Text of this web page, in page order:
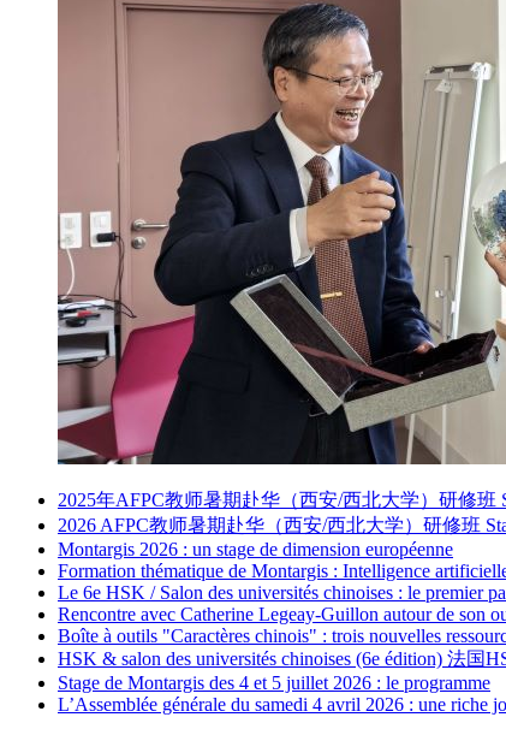
2025年AFPC教师暑期赴华（西安/西北大学）研修班
2026 AFPC教师暑期赴华（西安/西北大学）研修班
Montargis 2026 : un stage de dimension européenne
Formation thématique de Montargis : Intelligence
Le 6e HSK / Salon des universités chinoises : le premier
Rencontre avec Catherine Legeay-Guillon autour de son
Boîte à outils "Caractères chinois" : trois nouvelles
HSK & salon des universités chinoises (6e édition) 法国
Stage de Montargis des 4 et 5 juillet 2026 : le programme
L’Assemblée générale du samedi 4 avril 2026 : une riche